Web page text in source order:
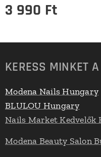
3 990 Ft
KERESS MINKET
Modena Nails Hungary
BLULOU Hungary
Nails Market Kedvelők
Modena Beauty Salon